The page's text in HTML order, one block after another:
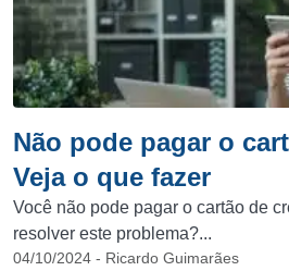
Não pode pagar o
Veja o que fazer
Você não pode pagar o cartão de
resolver este problema?...
04/10/2024 - Ricardo Guimarães